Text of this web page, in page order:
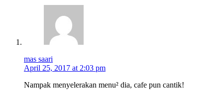
mas saari
April 25, 2017 at 2:03 pm
Nampak menyelerakan menu² dia, cafe pun cantik!